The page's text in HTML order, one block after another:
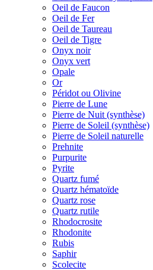
Oeil de Faucon
Oeil de Fer
Oeil de Taureau
Oeil de Tigre
Onyx noir
Onyx vert
Opale
Or
Péridot ou Olivine
Pierre de Lune
Pierre de Nuit (synthèse)
Pierre de Soleil (synthèse)
Pierre de Soleil naturelle
Prehnite
Purpurite
Pyrite
Quartz fumé
Quartz hématoïde
Quartz rose
Quartz rutile
Rhodocrosite
Rhodonite
Rubis
Saphir
Scolecite